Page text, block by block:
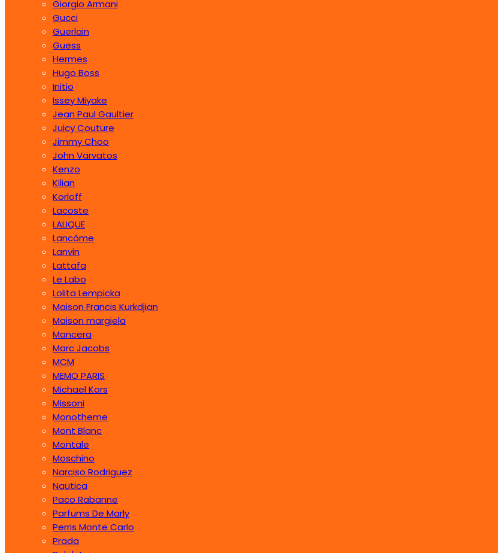
Giorgio Armani
Gucci
Guerlain
Guess
Hermes
Hugo Boss
Initio
Issey Miyake
Jean Paul Gaultier
Juicy Couture
Jimmy Choo
John Varvatos
Kenzo
Kilian
Korloff
Lacoste
LALIQUE
Lancôme
Lanvin
Lattafa
Le Labo
Lolita Lempicka
Maison Francis Kurkdjian
Maison margiela
Mancera
Marc Jacobs
MCM
MEMO PARIS
Michael Kors
Missoni
Monotheme
Mont Blanc
Montale
Moschino
Narciso Rodriguez
Nautica
Paco Rabanne
Parfums De Marly
Perris Monte Carlo
Prada